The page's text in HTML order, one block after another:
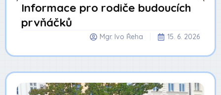
Informace pro rodiče budoucích
prvňáčků
Mgr. Ivo Řeha 15. 6. 2026